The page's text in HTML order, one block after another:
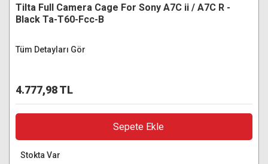
Tilta Full Camera Cage For Sony A7C ii / A7C R -
Black Ta-T60-Fcc-B
Tüm Detayları Gör
4.777,98 TL
Sepete Ekle
Stokta Var